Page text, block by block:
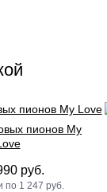
пионов My
руб.
1 247 руб.